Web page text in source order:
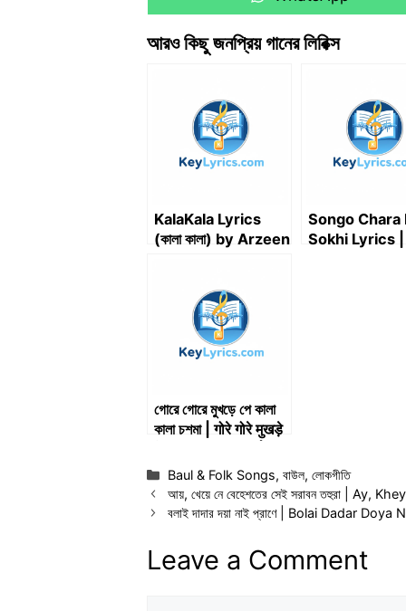
আরও কিছু জনপ্রিয় গানের লিরিক্স
KalaKala Lyrics
(কালা কালা) by Arzeen
Songo Chara
Sokhi Lyrics |
গোরে গোরে মুখড়ে পে কালা
কালা চশমা | गोरे गोरे मुखड़े
Gore gore mukhde
pe Kala kala
chasma | Key
Categories
Baul & Folk Songs,বাউল,লোকগীতি
আয়, খেয়ে নে বেহেশতের সেই সরাবন তহুরা |
বলাই দাদার দয়া নাই প্রাণে | Bolai Dadar
Leave a Comment